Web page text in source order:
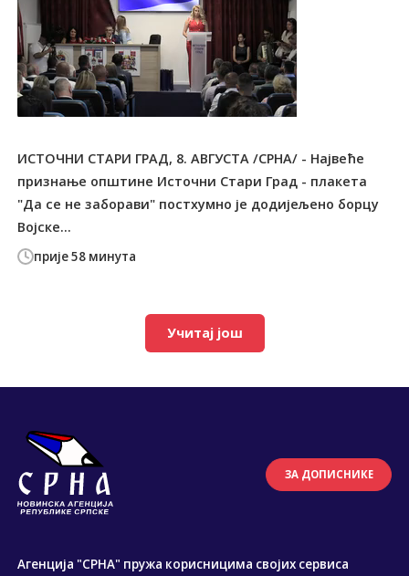
прије 58 минута
ИСТОЧНИ СТАРИ ГРАД, 8. АВГУСТА /СРНА/ - Највеће
признање општине Источни Стари Град - плакета
"Да се не заборави" постхумно је додијељено борцу
Војске...
Учитај још
ЗА ДОПИСНИКЕ
Агенција "СРНА" пружа корисницима својих сервиса